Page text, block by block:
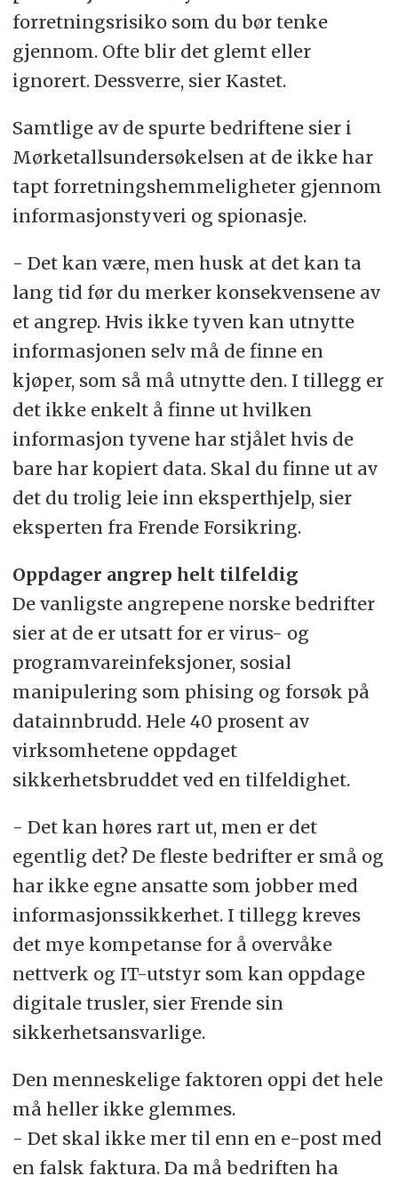
forretningsrisiko som du bør tenke
gjennom. Ofte blir det glemt eller
ignorert. Dessverre, sier Kastet.
Samtlige av de spurte bedriftene sier i
Mørketallsundersøkelsen at de ikke har
tapt forretningshemmeligheter gjennom
informasjonstyveri og spionasje.
- Det kan være, men husk at det kan ta
lang tid før du merker konsekvensene av
et angrep. Hvis ikke tyven kan utnytte
informasjonen selv må de finne en
kjøper, som så må utnytte den. I tillegg er
det ikke enkelt å finne ut hvilken
informasjon tyvene har stjålet hvis de
bare har kopiert data. Skal du finne ut av
det du trolig leie inn eksperthjelp, sier
eksperten fra Frende Forsikring.
Oppdager angrep helt tilfeldig
De vanligste angrepene norske bedrifter
sier at de er utsatt for er virus- og
programvareinfeksjoner, sosial
manipulering som phising og forsøk på
datainnbrudd. Hele 40 prosent av
virksomhetene oppdaget
sikkerhetsbruddet ved en tilfeldighet.
- Det kan høres rart ut, men er det
egentlig det? De fleste bedrifter er små og
har ikke egne ansatte som jobber med
informasjonssikkerhet. I tillegg kreves
det mye kompetanse for å overvåke
nettverk og IT-utstyr som kan oppdage
digitale trusler, sier Frende sin
sikkerhetsansvarlige.
Den menneskelige faktoren oppi det hele
må heller ikke glemmes.
- Det skal ikke mer til enn en e-post med
en falsk faktura. Da må bedriften ha